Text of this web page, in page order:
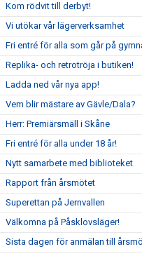
Kom rödvit till derbyt!
Vi utökar vår lägerverksamhet
Fri entré för alla som går på
Replika- och retrotröja i butiken!
Ladda ned vår nya app!
Vem blir mästare av Gävle/Dala?
Herr: Premiärsmäll i Skåne
Fri entré för alla under 18 år!
Nytt samarbete med biblioteket
Rapport från årsmötet
Superettan på Jernvallen
Välkomna på Påsklovsläger!
Sista dagen för anmälan till